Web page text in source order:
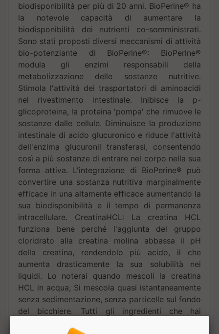
biodisponibilità per più di 20 anni. BioPerine® ha
la notevole capacità di aumentare la
biodisponibilità dei nutrienti co-somministrati.
Sono stati proposti diversi meccanismi di attività
bio-potenziante di BioPerine®: BioPerine®
modula gli enzimi responsabili della
metabolizzazione delle sostanze nutritive.
Stimola l'attività dei trasportatori di aminoacidi
nel rivestimento intestinale. Inibisce la p-
glicoproteina, la proteina 'pompa' che rimuove le
sostanze dalle cellule. Diminuisce la produzione
intestinale di acido glucuronico e riduce l'attività
dell'enzima glucuronil transferasi, consentendo
così a più sostanze di entrare nel corpo nella sua
forma attiva. L'integrazione di BioPerine® può
convertire una sostanza nutritiva marginalmente
efficace in una altamente efficace aumentando la
sua biodisponibilità e il tempo di permanenza
intracellulare. CreatinaHCL: La creatina HCL
funziona bene perché l'aggiunta del gruppo
cloridrato alla creatina molina abbassa il pH
della creatina, rendendolo più acido, il che
aumenta drasticamente la sua solubilità nei
liquidi. Lo noterai quando mescoli la creatina
HCL in acqua; Si mescola quasi istantaneamente
senza sedimentazione, senza particelle sul fondo
del bicchiere. Tutti gli ingredienti che hai